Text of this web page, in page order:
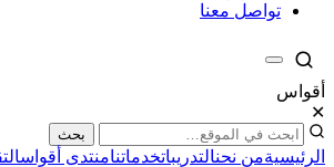
تواصل معنا
أقواس
✕
بحث
الرئيسيةمن نحنالتدريباتخدماتنامنتدى أقواس